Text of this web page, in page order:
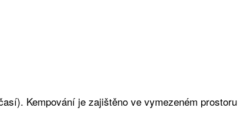
Kempování je zajištěno ve vymezeném prostoru